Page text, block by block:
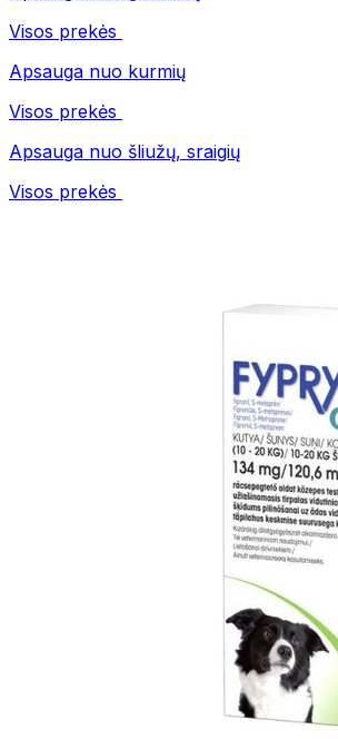
Visos prekės
Apsauga nuo kurmių
Visos prekės
Apsauga nuo šliužų, sraigių
Visos prekės